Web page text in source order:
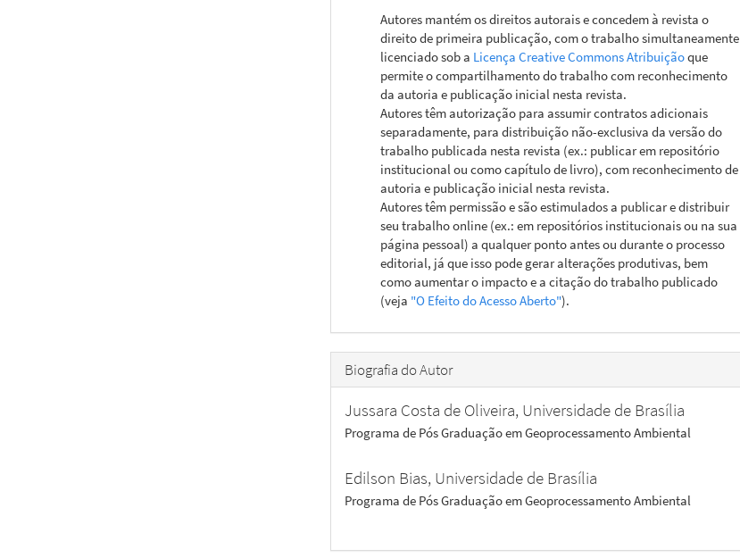
Autores mantém os direitos autorais e concedem à revista o
direito de primeira publicação, com o trabalho simultaneamente
licenciado sob a Licença Creative Commons Atribuiçãoque
permite o compartilhamento do trabalho com reconhecimento
da autoria e publicação inicial nesta revista.
Autores têm autorização para assumir contratos adicionais
separadamente, para distribuição não-exclusiva da versão do
trabalho publicada nesta revista (ex.: publicar em repositório
institucional ou como capítulo de livro), com reconhecimento de
autoria e publicação inicial nesta revista.
Autores têm permissão e são estimulados a publicar e distribuir
seu trabalho online (ex.: em repositórios institucionais ou na sua
página pessoal) a qualquer ponto antes ou durante o processo
editorial, já que isso pode gerar alterações produtivas, bem
como aumentar o impacto e a citação do trabalho publicado
(veja "O Efeito do Acesso Aberto").
Biografia do Autor
Jussara Costa de Oliveira, Universidade de Brasília
Programa de Pós Graduação em Geoprocessamento Ambiental
Edilson Bias, Universidade de Brasília
Programa de Pós Graduação em Geoprocessamento Ambiental